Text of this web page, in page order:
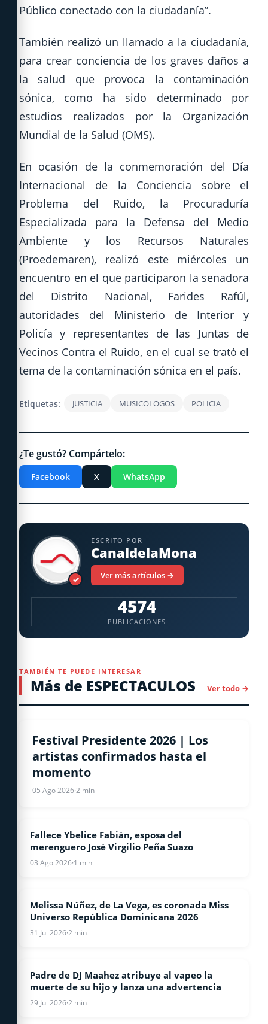
Público conectado con la ciudadanía”.
También realizó un llamado a la ciudadanía,
para crear conciencia de los graves daños a
la salud que provoca la contaminación
sónica, como ha sido determinado por
estudios realizados por la Organización
Mundial de la Salud (OMS).
En ocasión de la conmemoración del Día
Internacional de la Conciencia sobre el
Problema del Ruido, la Procuraduría
Especializada para la Defensa del Medio
Ambiente y los Recursos Naturales
(Proedemaren), realizó este miércoles un
encuentro en el que participaron la senadora
del Distrito Nacional, Farides Rafúl,
autoridades del Ministerio de Interior y
Policía y representantes de las Juntas de
Vecinos Contra el Ruido, en el cual se trató el
tema de la contaminación sónica en el país.
Etiquetas: JUSTICIA MUSICOLOGOS POLICIA
¿Te gustó? Compártelo:
Facebook X WhatsApp
✓
ESCRITO POR
CanaldelaMona
Ver más artículos →
4574
PUBLICACIONES
TAMBIÉN TE PUEDE INTERESAR
Más de ESPECTACULOS Ver todo →
ESPECTACULOS
Festival Presidente 2026 | Los
artistas confirmados hasta el
momento
05 Ago 2026·2 min
ESPECTACULOS
Fallece Ybelice Fabián, esposa del
merenguero José Virgilio Peña Suazo
03 Ago 2026·1 min
ESPECTACULOS
Melissa Núñez, de La Vega, es coronada Miss
Universo República Dominicana 2026
31 Jul 2026·2 min
ESPECTACULOS
Padre de DJ Maahez atribuye al vapeo la
muerte de su hijo y lanza una advertencia
29 Jul 2026·2 min